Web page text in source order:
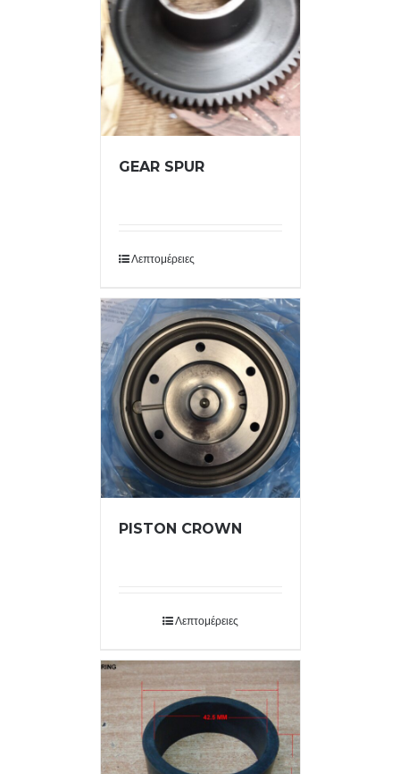
GEAR SPUR
Λεπτομέρειες
PISTON CROWN
Λεπτομέρειες